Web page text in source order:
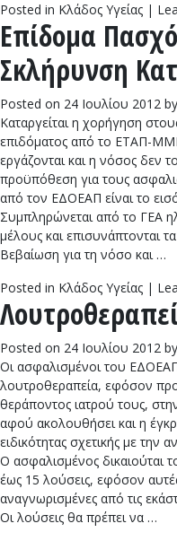
Posted in Κλάδος Υγείας |
Επίδομα
Σκλήρυνση
Posted on 24 Ιουλίου 2012 by
Καταργείται η χορήγηση
επιδόματος από το ΕΤΑΠ-
εργάζονται και η νόσος δεν
προϋπόθεση για τους
από τον ΕΔΟΕΑΠ είναι το
Συμπληρώνεται από το ΓΕΑ
μέλους και επισυνάπτονται
Βεβαίωση για τη νόσο και …
Posted in Κλάδος Υγείας |
Posted on 24 Ιουλίου 2012 by
Οι ασφαλισμένοι του
λουτροθεραπεία, εφόσον
θεράποντος ιατρού τους,
αφού ακολουθήσει και η
ειδικότητας σχετικής με
Ο ασφαλισμένος
έως 15 λούσεις, εφόσον
αναγνωρισμένες από τις
Οι λούσεις θα πρέπει να …